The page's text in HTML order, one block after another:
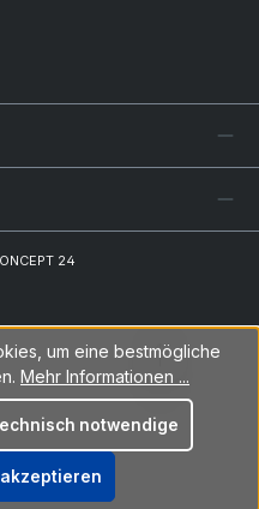
24
um eine bestmögliche
Mehr Informationen ...
notwendige